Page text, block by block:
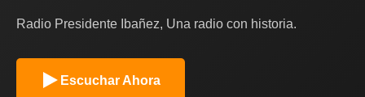
Radio Presidente Ibañez, Una radio con historia.
Escuchar Ahora